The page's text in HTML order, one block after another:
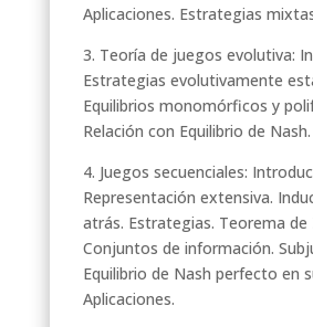
Aplicaciones. Estrategias
3. Teoría de juegos evolutiva:
Estrategias evolutivamente
Equilibrios monomórficos y
Relación con Equilibrio de
4. Juegos secuenciales:
Representación extensiva.
atrás. Estrategias. Teorema de
Conjuntos de información.
Equilibrio de Nash perfecto en
Aplicaciones.